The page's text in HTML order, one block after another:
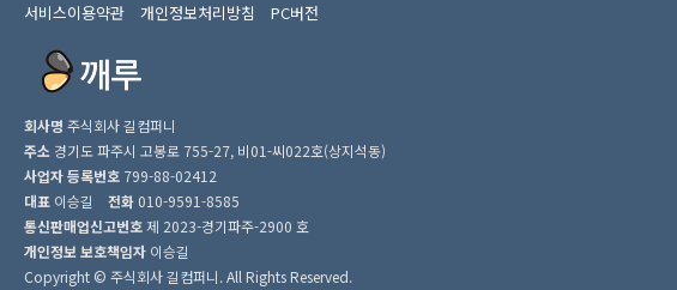
서비스이용약관 개인정보처리방침 PC버전
회사명 주식회사 길컴퍼니
주소 경기도 파주시 고봉로 755-27, 비01-씨022호(상지석동)
사업자 등록번호 799-88-02412
대표 이승길 전화 010-9591-8585
통신판매업신고번호제 2023-경기파주-2900 호
개인정보 보호책임자 이승길
Copyright © 주식회사 길컴퍼니. All Rights Reserved.